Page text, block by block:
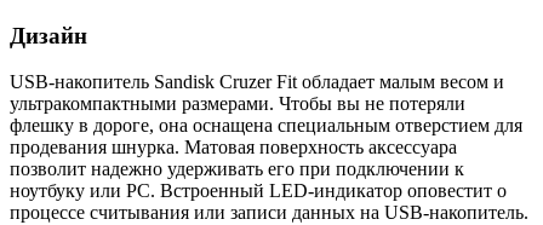
Дизайн
USB-накопитель Sandisk Cruzer Fit обладает малым весом и
ультракомпактными размерами. Чтобы вы не потеряли
флешку в дороге, она оснащена специальным отверстием для
продевания шнурка. Матовая поверхность аксессуара
позволит надежно удерживать его при подключении к
ноутбуку или PC. Встроенный LED-индикатор оповестит о
процессе считывания или записи данных на USB-накопитель.